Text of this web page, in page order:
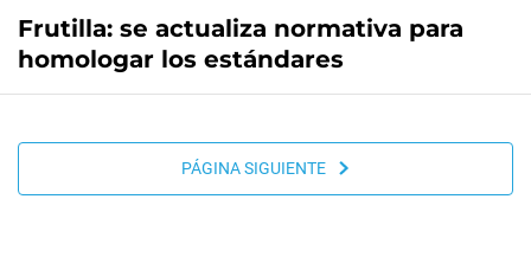
Frutilla: se actualiza normativa para
homologar los estándares
PÁGINA SIGUIENTE